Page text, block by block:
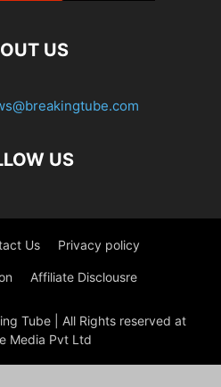
US
US
Us Privacy policy
Affiliate Disclousre
Tube | All Rights reserved at
Media Pvt Ltd